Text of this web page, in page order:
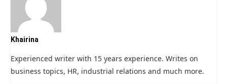
Khairina
Experienced writer with 15 years experience. Writes on
business topics, HR, industrial relations and much more.